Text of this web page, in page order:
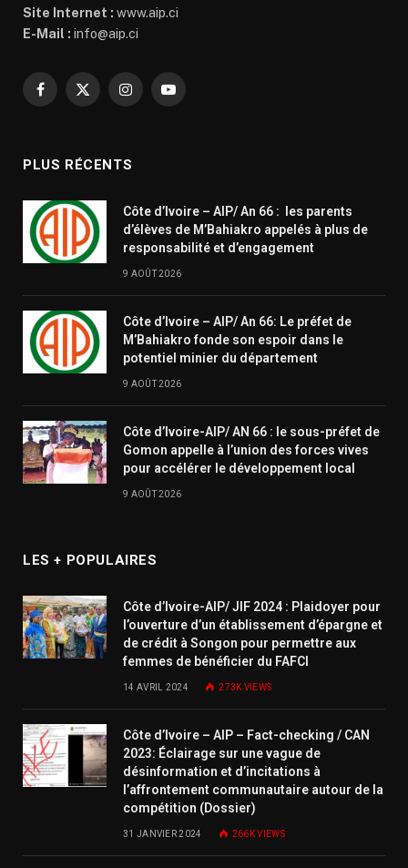
Site Internet : www.aip.ci
E-Mail : info@aip.ci
Facebook
X
InstagramYouTube
PLUS RÉCENTS
Côte d’Ivoire – AIP/ An 66 : les parents
d’élèves de M’Bahiakro appelés à plus de
responsabilité et d’engagement
9 AOÛT 2026
Côte d’Ivoire – AIP/ An 66: Le préfet de
M’Bahiakro fonde son espoir dans le
potentiel minier du département
9 AOÛT 2026
Côte d’Ivoire-AIP/ AN 66 : le sous-préfet de
Gomon appelle à l’union des forces vives
pour accélérer le développement local
9 AOÛT 2026
LES + POPULAIRES
Côte d’Ivoire-AIP/ JIF 2024 : Plaidoyer pour
l’ouverture d’un établissement d’épargne et
de crédit à Songon pour permettre aux
femmes de bénéficier du FAFCI
14 AVRIL 2024 273K VIEWS
Côte d’Ivoire – AIP – Fact-checking / CAN
2023: Éclairage sur une vague de
désinformation et d’incitations à
l’affrontement communautaire autour de la
compétition (Dossier)
31 JANVIER 2024 266KVIEWS